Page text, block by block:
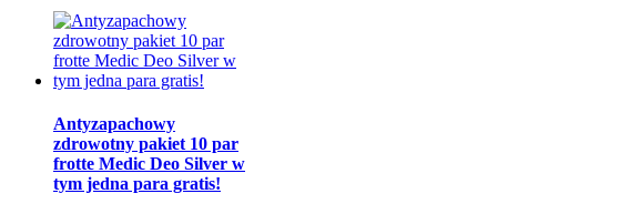
Antyzapachowy
zdrowotny pakiet 10 par
frotte Medic Deo Silver w
tym jedna para gratis!